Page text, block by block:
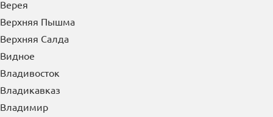
Верея
Верхняя Пышма
Верхняя Салда
Видное
Владивосток
Владикавказ
Владимир